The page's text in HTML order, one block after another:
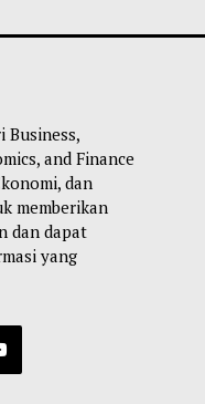
Business,
and Finance
dan
memberikan
dan dapat
yang